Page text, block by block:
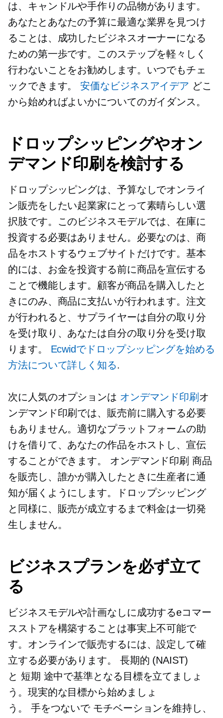
は、キャンドルや手作りの品物があります。
あなたとあなたの予算に最適な業界を見つけ
ることは、成功したビジネスオーナーになる
ための第一歩です。このステップを軽々しく
行わないことをお勧めします。いつでもチェ
ックできます。安価なビジネスアイデア どこ
から始めればよいかについてのガイダンス。
ドロップシッピングやオン
デマンド印刷を検討する
ドロップシッピングは、予算なしでオンライ
ン販売をしたい起業家にとって素晴らしい選
択肢です。このビジネスモデルでは、在庫に
投資する必要はありません。必要なのは、商
品をホストするウェブサイトだけです。基本
的には、お金を投資する前に商品を宣伝する
ことで機能します。顧客が商品を購入したと
きにのみ、商品に支払いが行われます。注文
が行われると、サプライヤーは自分の取り分
を受け取り、あなたは自分の取り分を受け取
ります。 Ecwidでドロップシッピングを始める
方法について詳しく知る.
次に人気のオプションは オンデマンド印刷 オ
ンデマンド印刷では、販売前に購入する必要
もありません。適切なプラットフォームの助
けを借りて、あなたの作品をホストし、宣伝
することができます。 オンデマンド印刷 商品
を販売し、誰かが購入したときに生産者に通
知が届くようにします。ドロップシッピング
と同様に、販売が成立するまで料金は一切発
生しません。
ビジネスプランを必ず立て
る
ビジネスモデルや計画なしに成功するeコマー
スストアを構築することは事実上不可能で
す。オンラインで販売するには、設定して確
立する必要があります。 長期的 (NAIST)
と 短期 途中で基準となる目標を立てましょ
う。現実的な目標から始めましょ
う。 手をつないでモチベーションを維持し、